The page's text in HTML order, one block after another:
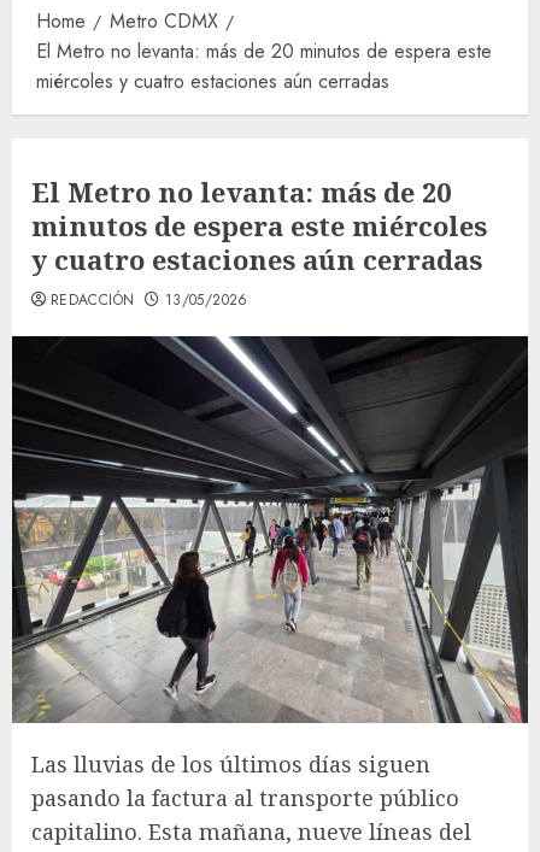
Home
Metro CDMX
El Metro no levanta: más de 20 minutos de espera este
miércoles y cuatro estaciones aún cerradas
El Metro no levanta: más de 20
minutos de espera este miércoles
y cuatro estaciones aún cerradas
REDACCIÓN 13/05/2026
Las lluvias de los últimos días siguen
pasando la factura al transporte público
capitalino. Esta mañana, nueve líneas del